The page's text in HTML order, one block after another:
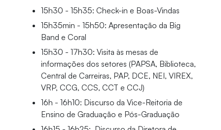
15h30 - 15h35: Check-in e Boas-Vindas
15h35min - 15h50: Apresentação da Big
Band e Coral
15h30 - 17h30: Visita às mesas de
informações dos setores (PAPSA, Biblioteca,
Central de Carreiras, PAP, DCE, NEI, VIREX,
VRP, CCG, CCS, CCT e CCJ)
16h - 16h10: Discurso da Vice-Reitoria de
Ensino de Graduação e Pós-Graduação